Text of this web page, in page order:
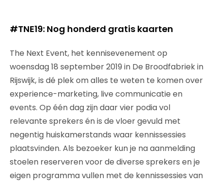
#TNE19: Nog honderd gratis kaarten
The Next Event, het kennisevenement op
woensdag 18 september 2019 in De Broodfabriek in
Rijswijk, is dé plek om alles te weten te komen over
experience-marketing, live communicatie en
events. Op één dag zijn daar vier podia vol
relevante sprekers én is de vloer gevuld met
negentig huiskamerstands waar kennissessies
plaatsvinden. Als bezoeker kun je na aanmelding
stoelen reserveren voor de diverse sprekers en je
eigen programma vullen met de kennissessies van